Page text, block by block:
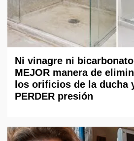
Ni vinagre ni
MEJOR manera de
los orificios de la ducha
PERDER presión